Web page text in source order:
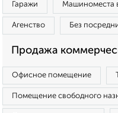
Гаражи Машиноместа
Агенство Без
Продажа
Офисное помещение
Помещение свободного